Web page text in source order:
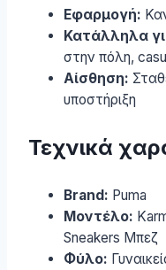
Εφαρμογή:
Κατάλληλα
στην πόλη,
Αίσθηση:
υποστήριξη
Τεχνικά
Brand: Puma
Μοντέλο:
Sneakers Μπεζ
Φύλο: